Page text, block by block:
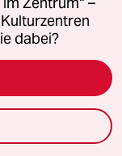
hart
in die
dabei?